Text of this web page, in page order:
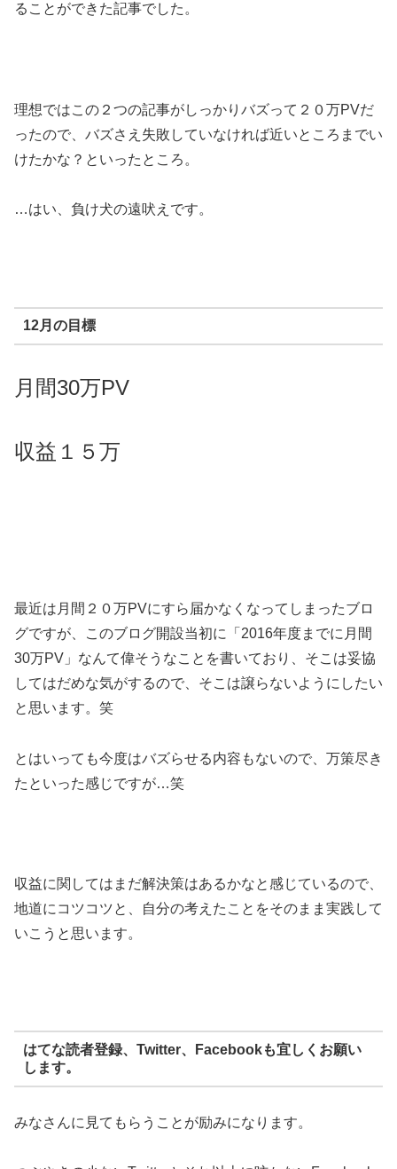
ることができた記事でした。
理想ではこの２つの記事がしっかりバズって２０万PVだ
ったので、バズさえ失敗していなければ近いところまでい
けたかな？といったところ。
…はい、負け犬の遠吠えです。
12月の目標
月間30万PV
収益１５万
最近は月間２０万PVにすら届かなくなってしまったブロ
グですが、このブログ開設当初に「2016年度までに月間
30万PV」なんて偉そうなことを書いており、そこは妥協
してはだめな気がするので、そこは譲らないようにしたい
と思います。笑
とはいっても今度はバズらせる内容もないので、万策尽き
たといった感じですが…笑
収益に関してはまだ解決策はあるかなと感じているので、
地道にコツコツと、自分の考えたことをそのまま実践して
いこうと思います。
はてな読者登録、Twitter、Facebookも宜しくお願い
します。
みなさんに見てもらうことが励みになります。